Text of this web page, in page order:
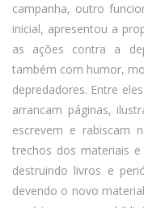
campanha, outro
inicial, apresentou a
as ações contra a
também com humor,
depredadores. Entre
arrancam páginas,
escrevem e rabiscam
trechos dos materiais
destruindo livros e
devendo o novo